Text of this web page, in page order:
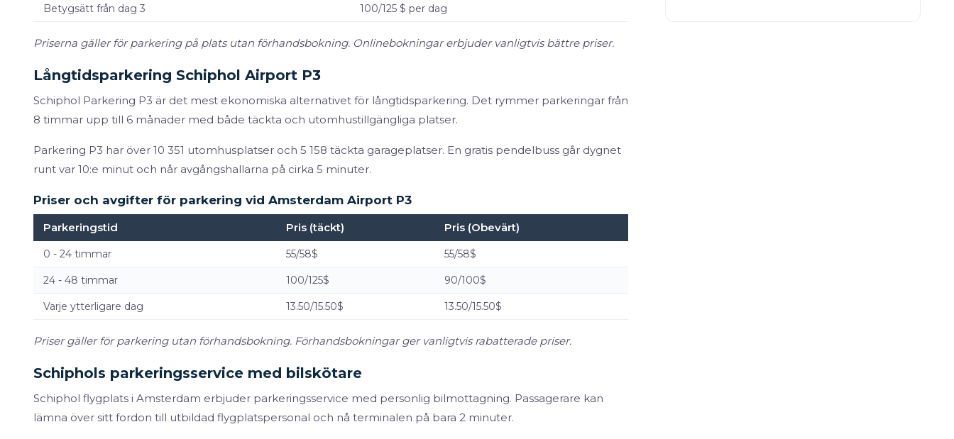
Betygsätt från dag 3 100/125 $ per dag
Priserna gäller för parkering på plats utan förhandsbokning. Onlinebokningar erbjuder vanligtvis bättre priser.
Långtidsparkering Schiphol Airport P3
Schiphol Parkering P3 är det mest ekonomiska alternativet för långtidsparkering. Det rymmer parkeringar från
8 timmar upp till 6 månader med både täckta och utomhustillgängliga platser.
Parkering P3 har över 10 351 utomhusplatser och 5 158 täckta garageplatser. En gratis pendelbuss går dygnet
runt var 10:e minut och når avgångshallarna på cirka 5 minuter.
Priser och avgifter för parkering vid Amsterdam Airport P3
Parkeringstid Pris (täckt) Pris (Obevärt)
0 - 24 timmar 55/58$ 55/58$
24 - 48 timmar 100/125$ 90/100$
Varje ytterligare dag 13.50/15.50$ 13.50/15.50$
Priser gäller för parkering utan förhandsbokning. Förhandsbokningar ger vanligtvis rabatterade priser.
Schiphols parkeringsservice med bilskötare
Schiphol flygplats i Amsterdam erbjuder parkeringsservice med personlig bilmottagning. Passagerare kan
lämna över sitt fordon till utbildad flygplatspersonal och nå terminalen på bara 2 minuter.